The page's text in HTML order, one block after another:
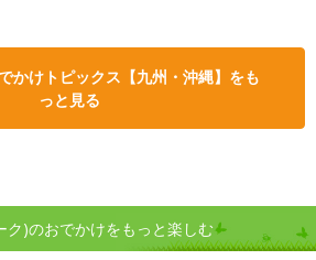
かけトピックス【九州・沖縄】をも
っと見る
ク)のおでかけをもっと楽しむ